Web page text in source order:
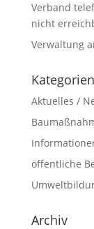
Verband
nicht
Verwaltung
Kategorien
Aktuelles /
öffentliche
Archiv